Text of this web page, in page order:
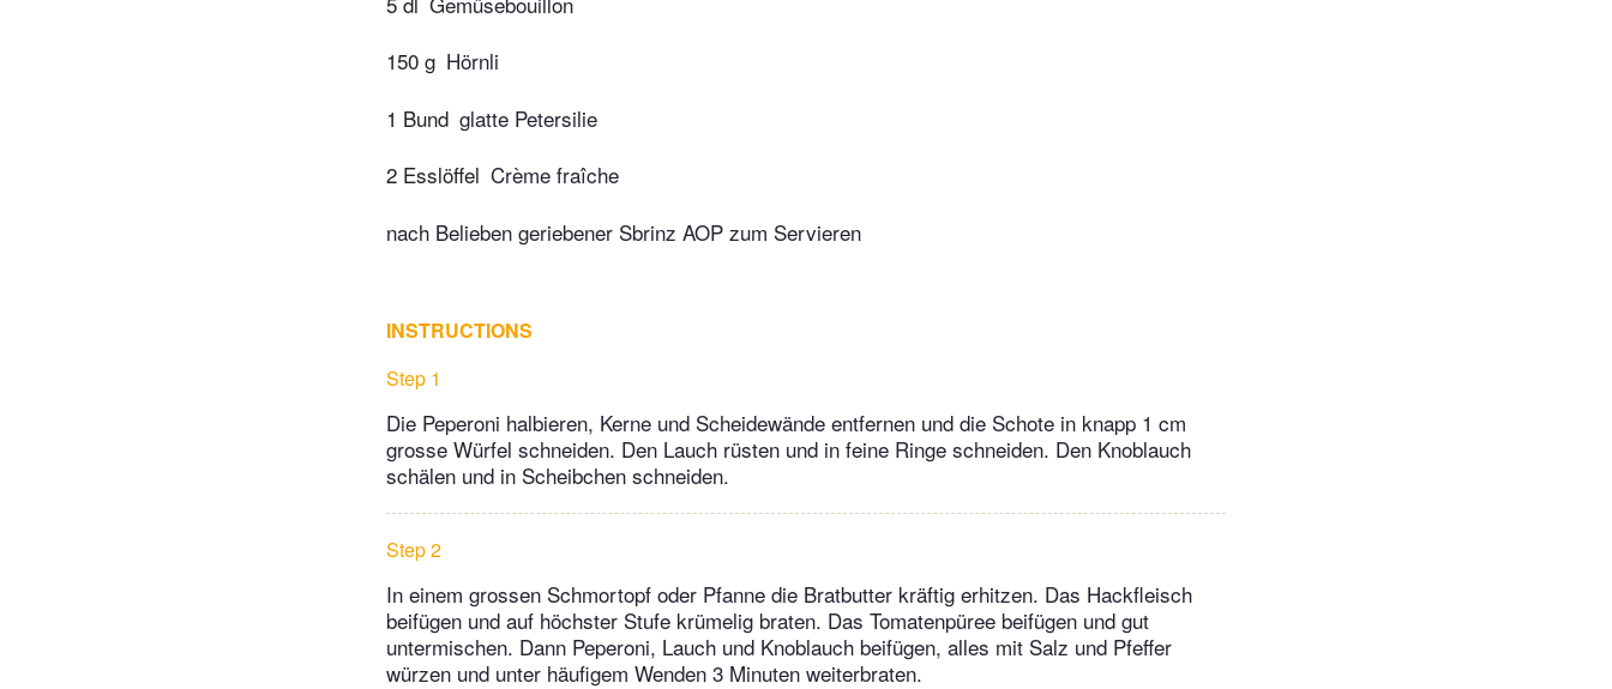
150 g Hörnli
1 Bund glatte Petersilie
2 Esslöffel Crème fraîche
nach Belieben geriebener Sbrinz AOP zum Servieren
INSTRUCTIONS
Step 1
Die Peperoni halbieren, Kerne und Scheidewände entfernen und die Schote in knapp 1 cm
grosse Würfel schneiden. Den Lauch rüsten und in feine Ringe schneiden. Den Knoblauch
schälen und in Scheibchen schneiden.
Step 2
In einem grossen Schmortopf oder Pfanne die Bratbutter kräftig erhitzen. Das Hackfleisch
beifügen und auf höchster Stufe krümelig braten. Das Tomatenpüree beifügen und gut
untermischen. Dann Peperoni, Lauch und Knoblauch beifügen, alles mit Salz und Pfeffer
würzen und unter häufigem Wenden 3 Minuten weiterbraten.